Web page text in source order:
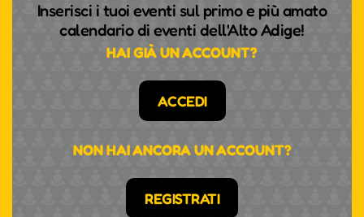
Inserisci i tuoi eventi sul primo e più amato
calendario di eventi dell'Alto Adige!
HAI GIÀ UN ACCOUNT?
ACCEDI
NON HAI ANCORA UN ACCOUNT?
REGISTRATI